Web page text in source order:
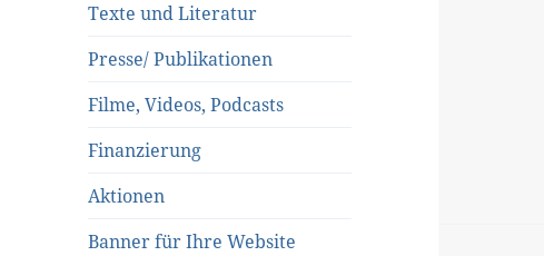
Texte und Literatur
Presse/ Publikationen
Filme, Videos, Podcasts
Finanzierung
Aktionen
Banner für Ihre Website